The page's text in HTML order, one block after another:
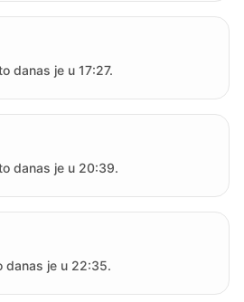
danas je u 17:27.
danas je u 20:39.
danas je u 22:35.